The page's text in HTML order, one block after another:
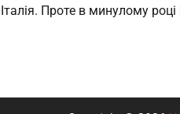
Італія. Проте в минулому році